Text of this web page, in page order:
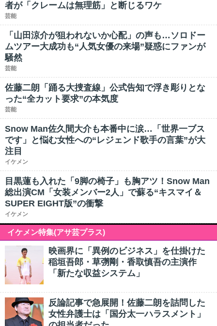
者が「クレームは無理筋」と断じるワケ
芸能
「山田涼介が狙われないか心配」の声も…ソロドー
ムツアー大成功も“人気女優の来場”疑惑にファンが
騒然
芸能
佐藤二朗「踊る大捜査線」公式告知で浮き彫りとな
った“全カット要求”の本気度
芸能
Snow Man佐久間大介も本番中に涙…「世界一ブス
です」と悩む女性への“レジェンド歌手の言葉”が大
注目
イケメン
目黒蓮も入れた「9脚の椅子」も胸アツ！Snow Man
総出演CM「女装メンバー2人」で蘇る“キスマイ＆
SUPER EIGHT版”の衝撃
イケメン
イケメン特集(アサ芸プラス)
映画界に「異例のビジネス」を仕掛けた
稲垣吾郎・草彅剛・香取慎吾の主演作
「新たな収益システム」
反論記事で急展開！佐藤二朗を詰問した
女性弁護士は「国分太一ハラスメント」